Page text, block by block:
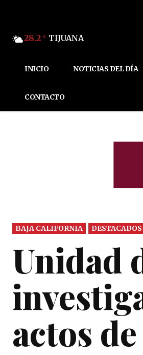
28.2 C TIJUANA
INICIO NOTICIAS DEL DÍA
CONTACTO
BAJA CALIFORNIA DESTACADOS
Unidad
actos